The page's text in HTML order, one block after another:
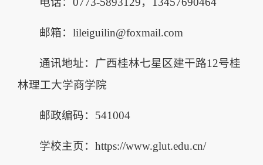
邮箱：lileiguilin@foxmail.com
通讯地址：广西桂林七星区建干路12号桂
林理工大学商学院
邮政编码：541004
学校主页：https://www.glut.edu.cn/